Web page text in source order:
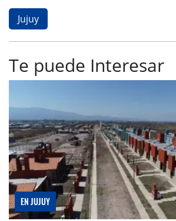
Jujuy
Te puede Interesar
EN JUJUY